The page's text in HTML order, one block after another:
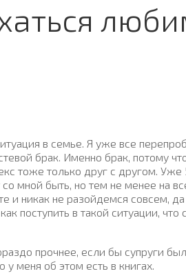
в семье. Я уже все
брак. Именно брак, потому
тоже только друг с другом. Уже
мной быть, но тем не менее на
и никак не разойдемся совсем,
поступить в такой ситуации, что
прочнее, если бы супруги
меня об этом есть в книгах.